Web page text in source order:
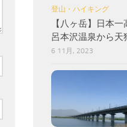
登山・ハイキング
【八ヶ岳】日本
呂本沢温泉から天
6 11月, 2023